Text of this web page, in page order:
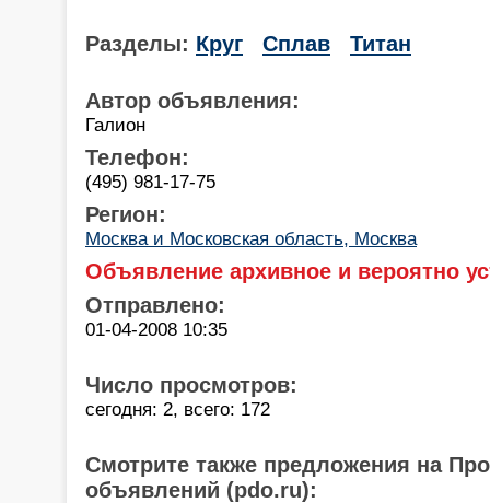
Разделы: Круг Сплав Титан
Автор объявления:
Галион
Телефон:
(495) 981-17-75
Регион:
Москва и Московская область, Москва
Объявление архивное и вероятно
Отправлено:
01-04-2008 10:35
Число просмотров:
сегодня: 2, всего: 172
Смотрите также предложения на
объявлений (pdo.ru):